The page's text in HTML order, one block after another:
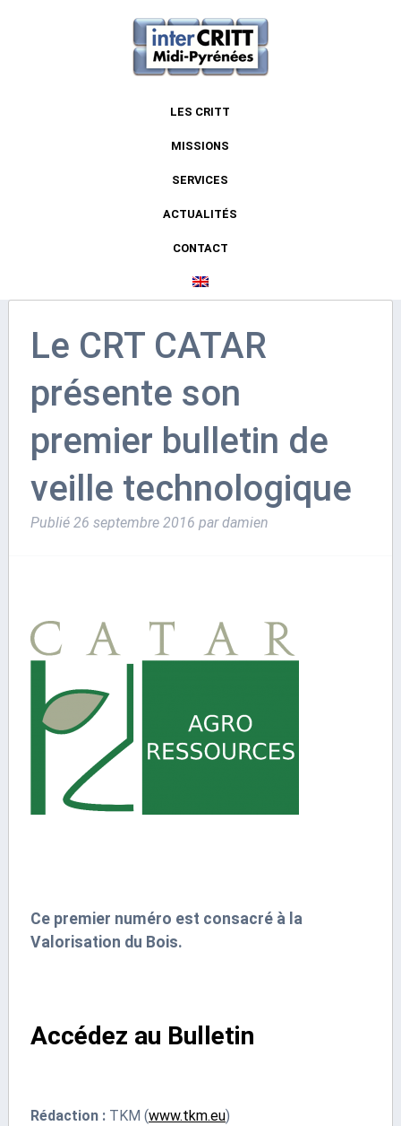
LES CRITT
MISSIONS
SERVICES
ACTUALITÉS
CONTACT
Le CRT CATAR
présente son
premier bulletin de
veille technologique
Publié 26 septembre 2016 par damien
Ce premier numéro est consacré à la
Valorisation du Bois.
Accédez au Bulletin
Rédaction :TKM (www.tkm.eu)